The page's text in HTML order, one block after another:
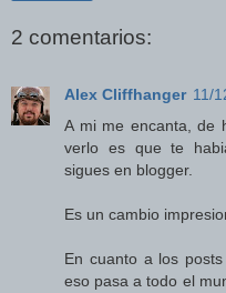
2 comentarios:
Alex Cliffhanger 11/
A mi me encanta, de
verlo es que te
sigues en blogger.
Es un cambio
En cuanto a los
eso pasa a todo el